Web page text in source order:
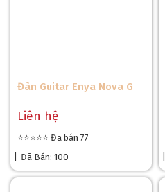
Đàn Guitar Enya Nova G
Liên hệ
⭐⭐⭐⭐⭐ Đã bán 77
Đã Bán: 100